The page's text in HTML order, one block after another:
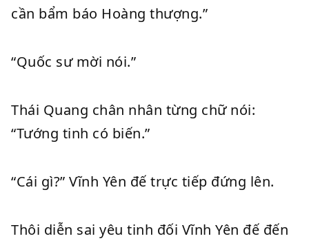
cần bẩm báo Hoàng thượng.”
“Quốc sư mời nói.”
Thái Quang chân nhân từng chữ nói:
“Tướng tinh có biến.”
“Cái gì?” Vĩnh Yên đế trực tiếp đứng lên.
Thôi diễn sai yêu tinh đối Vĩnh Yên đế đến